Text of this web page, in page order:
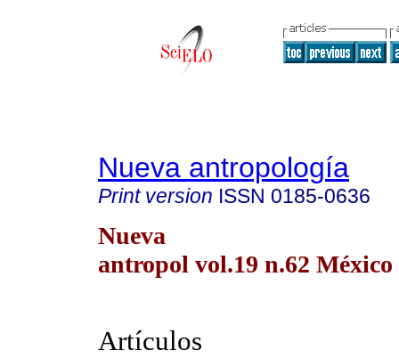
Nueva antropología
Print version ISSN 0185-0636
Nueva
antropol vol.19 n.62 México
Artículos